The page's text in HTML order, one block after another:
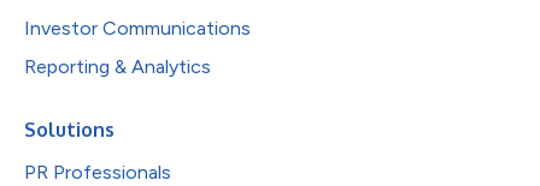
Investor Communications
Reporting & Analytics
Solutions
PR Professionals